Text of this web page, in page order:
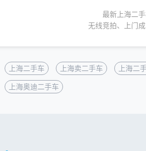
最新上海二
无线竞拍、上门
上海二手车 上海卖二手车 上海二
上海奥迪二手车